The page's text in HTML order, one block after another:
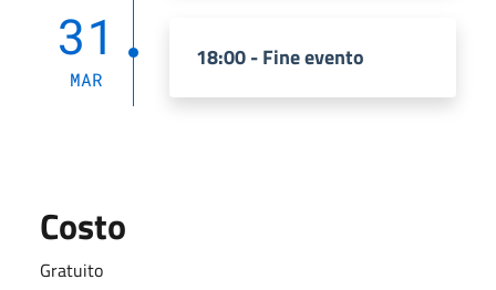
31
MAR
18:00 - Fine evento
Costo
Gratuito